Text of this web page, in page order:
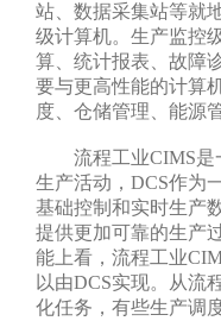
站、数据采集站等就
级计算机。生产监控
算、统计报表、故障
要与更高性能的计算
度、仓储管理、能源
流程工业CIMS是
生产活动，DCS作为
基础控制和实时生产
提供更加可靠的生产
能上看，流程工业
以由DCS实现。从流
化任务，有些生产调